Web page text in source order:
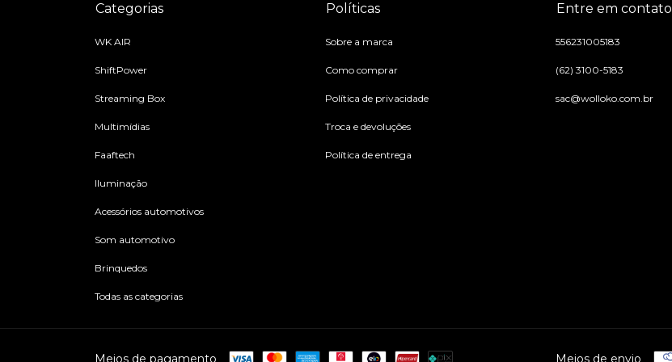
Categorias
WK AIR
ShiftPower
Streaming Box
Multimídias
Faaftech
Iluminação
Acessórios automotivos
Som automotivo
Brinquedos
Todas as categorias
Políticas
Sobre a marca
Como comprar
Política de privacidade
Troca e devoluções
Política de entrega
Entre em contato
556231005183
(62) 3100-5183
sac@wolloko.com.br
Meios de pagamento Meios de envio